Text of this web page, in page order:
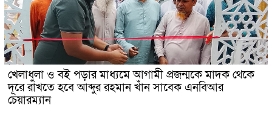
খেলাধুলা ও বই পড়ার মাধ্যমে আগামী প্রজন্মকে মাদক থেকে
দূরে রাখতে হবে আব্দুর রহমান খাঁন সাবেক এনবিআর
চেয়ারম্যান